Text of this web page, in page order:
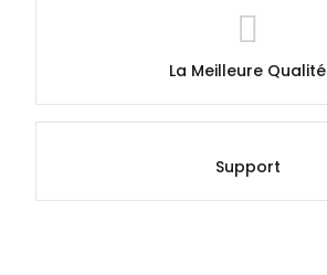
La Meilleure Qualité
Support